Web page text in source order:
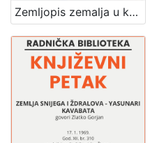
Zemljopis zemalja u kojih obitavaju Hrvati